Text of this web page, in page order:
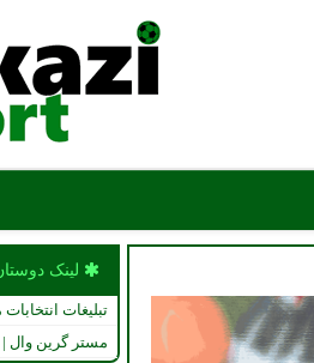
لینک
تبلیغات
مستر گرین وال |